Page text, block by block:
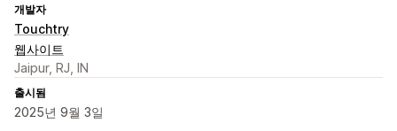
개발자
Touchtry
웹사이트
Jaipur, RJ, IN
출시됨
2025년 9월 3일